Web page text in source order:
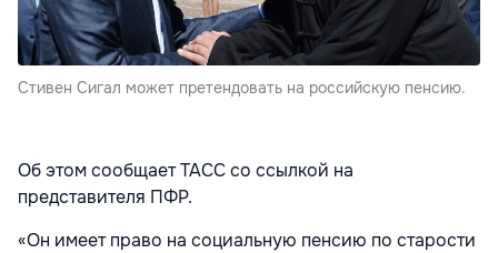
Стивен Сигал может претендовать на российскую пенсию.
Об этом сообщает ТАСС со ссылкой на
представителя ПФР.
«Он имеет право на социальную пенсию по старости